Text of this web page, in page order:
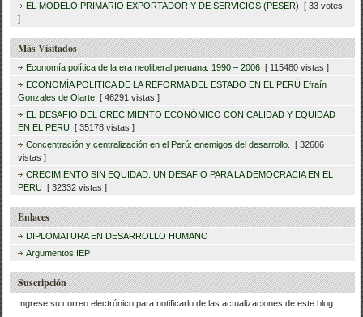
EL MODELO PRIMARIO EXPORTADOR Y DE SERVICIOS (PESER) [ 33 votes
]
Más Visitados
Economía política de la era neoliberal peruana: 1990 – 2006 [ 115480 vistas ]
ECONOMÍA POLITICA DE LA REFORMA DEL ESTADO EN EL PERÚ Efraín
Gonzales de Olarte [ 46291 vistas ]
EL DESAFIO DEL CRECIMIENTO ECONÓMICO CON CALIDAD Y EQUIDAD
EN EL PERÚ [ 35178 vistas ]
Concentración y centralización en el Perú: enemigos del desarrollo.
[ 32686
vistas ]
CRECIMIENTO SIN EQUIDAD: UN DESAFIO PARA LA DEMOCRACIA EN EL
PERU [ 32332 vistas ]
Enlaces
DIPLOMATURA EN DESARROLLO HUMANO
Argumentos IEP
Suscripción
Ingrese su correo electrónico para notificarlo de las actualizaciones de este blog: